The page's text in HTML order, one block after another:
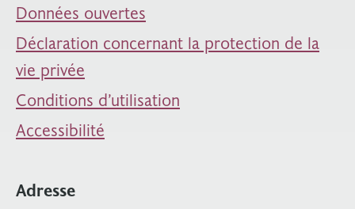
Données ouvertes
Déclaration concernant la protection de la
vie privée
Conditions d’utilisation
Accessibilité
Adresse